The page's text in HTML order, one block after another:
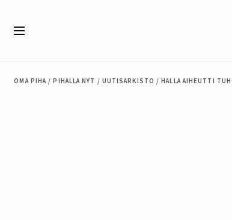
OMA PIHA / PIHALLA NYT / UUTISARKISTO / HALLA AIHEUTTI